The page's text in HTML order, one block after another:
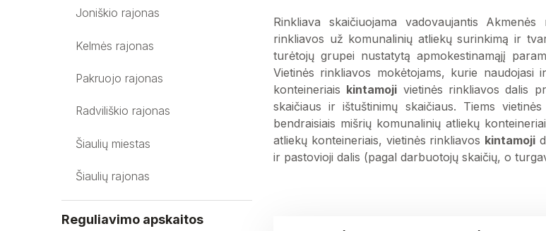
Joniškio rajonas
Kelmės rajonas
Pakruojo rajonas
Radviliškio rajonas
Šiaulių miestas
Šiaulių rajonas
Reguliavimo apskaitos
Rinkliava skaičiuojama vadovaujantis
rinkliavos už komunalinių atliekų surinkimą ir
turėtojų grupei nustatytą apmokestinamąjį
Vietinės rinkliavos mokėtojams, kurie naudojasi
konteineriais kintamoji vietinės rinkliavos dalis
skaičiaus ir ištuštinimų skaičiaus. Tiems
bendraisiais mišrių komunalinių atliekų
atliekų konteineriais, vietinės rinkliavos kintamoji
ir pastovioji dalis (pagal darbuotojų skaičių, o